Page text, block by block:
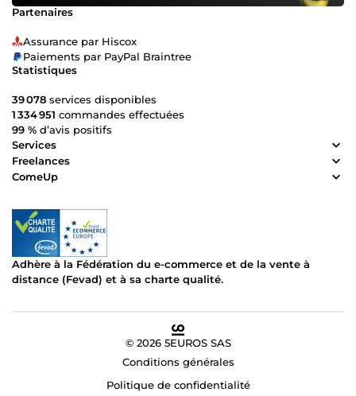
Partenaires
Assurance par Hiscox
Paiements par PayPal Braintree
Statistiques
39 078 services disponibles
1 334 951 commandes effectuées
99 % d’avis positifs
Services
Freelances
ComeUp
Adhère à la Fédération du e-commerce et de la vente à
distance (Fevad) et à sa charte qualité.
© 2026 5EUROS SAS
Conditions générales
Politique de confidentialité